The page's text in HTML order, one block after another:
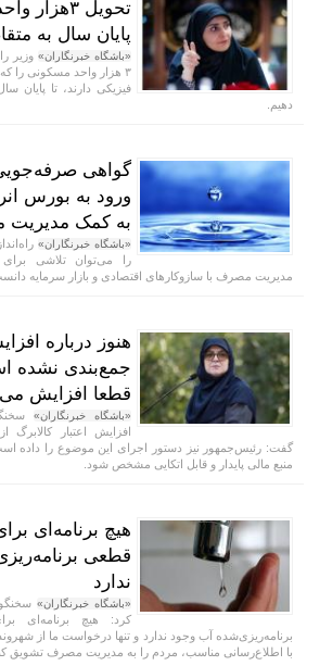
تحویل
پایان سال به
«باشگاه خبرنگاران» وزیر
فیزیکی دارند، تا پایان
دهیم.
گواهی
ورود به بورس
به کمک
«باشگاه خبرنگاران»
را می‌توان تلاشی
مدیریت مصرف با سازوکار‌های اقتصادی و بازار سرمایه
هنوز درباره
جمع‌بندی نشده
قطعا افزایش
«باشگاه خبرنگاران»
افزایش اعتبار کالابرگ
گفت: رئیس‌جمهور نیز دستور اجرای این موضوع را داده
منبع مالی پایدار و قابل اتکایی مشخص شود.
هیچ برنامه‌ای
قطعی
ندارد
«باشگاه خبرنگاران»
کرد: هیچ برنامه‌ای
برنامه‌ریزی‌شده آب وجود ندارد و تنها درخواست ما از
با اطلاع‌رسانی مناسب، مردم را به مدیریت مصرف تشویق